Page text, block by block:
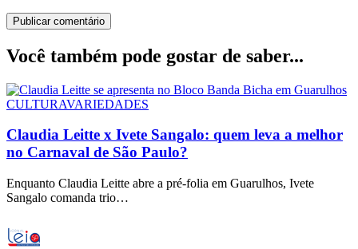
Você também pode gostar de saber...
CULTURAVARIEDADES
Claudia Leitte x Ivete Sangalo: quem leva a melhor
no Carnaval de São Paulo?
Enquanto Claudia Leitte abre a pré-folia em Guarulhos, Ivete
Sangalo comanda trio…